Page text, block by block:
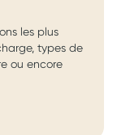
les plus
types de
ou encore